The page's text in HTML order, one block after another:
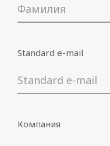
Standard e-mail
Компания